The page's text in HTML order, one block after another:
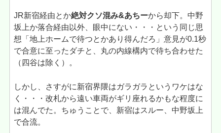
JR新宿経由とか絶対クソ混み&あちーから却下。中野
坂上か落合経由以外、眼中にない・・・という同じ思
想「地上ホームで待つとかあり得んだろ」意見が0.1秒
で合意に至ったダチと、丸の内線構内で待ち合わせた
（四谷は除く）。
しかし、さすがに新宿界隈はガラガラというワケはな
く・・・改札から遠い車両がギリ座れるかもな程度に
は混んでた。ちゅうことで、新宿はスルー、中野坂上
で合流。